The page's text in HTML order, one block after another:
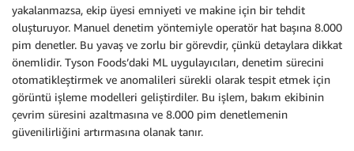
yakalanmazsa, ekip üyesi emniyeti ve makine için bir tehdit
oluşturuyor. Manuel denetim yöntemiyle operatör hat başına 8.000
pim denetler. Bu yavaş ve zorlu bir görevdir, çünkü detaylara dikkat
önemlidir. Tyson Foods’daki ML uygulayıcıları, denetim sürecini
otomatikleştirmek ve anomalileri sürekli olarak tespit etmek için
görüntü işleme modelleri geliştirdiler. Bu işlem, bakım ekibinin
çevrim süresini azaltmasına ve 8.000 pim denetlemenin
güvenilirliğini artırmasına olanak tanır.